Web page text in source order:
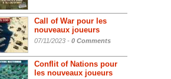
Call of War pour les
nouveaux joueurs
07/11/2023 - 0 Comments
Conflit of Nations pour
les nouveaux joueurs